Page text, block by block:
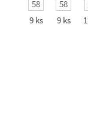
58
9 ks
58
9 ks